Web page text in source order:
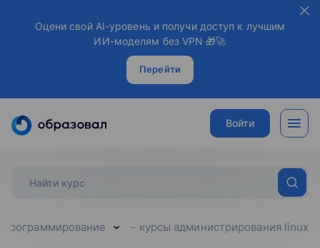
Оцени свой AI-уровень и получи доступ к лучшим
ИИ-моделям без VPN 🎁🚀
Перейти
Войти
программирование курсы администрирования linux